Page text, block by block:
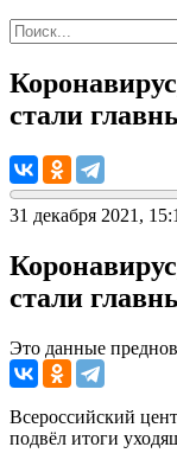
стали
31 декабря 2021,
стали
Это данные
Всероссийский
подвёл итоги